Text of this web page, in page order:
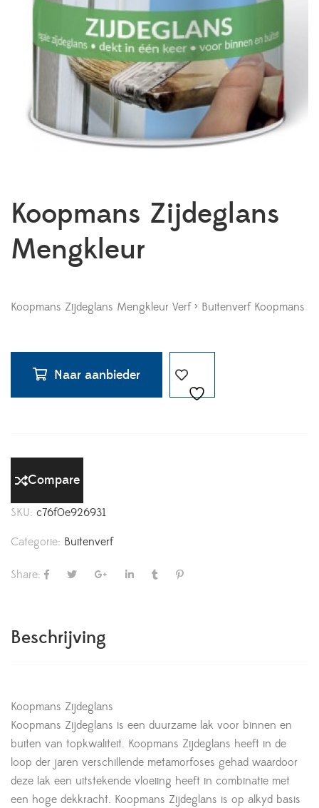
Koopmans Zijdeglans
Mengkleur
Koopmans Zijdeglans Mengkleur Verf > Buitenverf Koopmans
Naar aanbieder
Compare
SKU: c76f0e926931
Categorie: Buitenverf
Share:
Beschrijving
Koopmans Zijdeglans
Koopmans Zijdeglans is een duurzame lak voor binnen en
buiten van topkwaliteit. Koopmans Zijdeglans heeft in de
loop der jaren verschillende metamorfoses gehad waardoor
deze lak een uitstekende vloeiing heeft in combinatie met
een hoge dekkracht. Koopmans Zijdeglans is op alkyd basis